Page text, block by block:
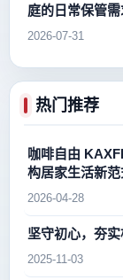
庭的日常保管需
2026-07-31
热门推荐
咖啡自由
构居家生活新范
2026-04-28
2025-11-03